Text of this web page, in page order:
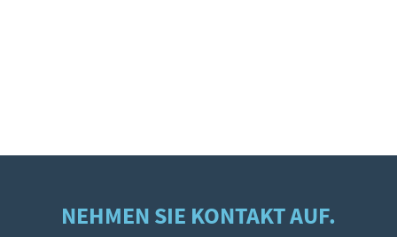
NEHMEN SIE KONTAKT AUF.